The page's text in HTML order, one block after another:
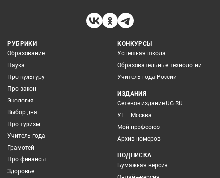
РУБРИКИ
Образование
Наука
Про культуру
Про закон
Экология
Выбор дня
Про туризм
Учитель года
Грамотей
Про финансы
Здоровье
КОНКУРСЫ
Успешная школа
Образовательные технологии
Учитель года России
ИЗДАНИЯ
Сетевое издание UG.RU
УГ – Москва
Мой профсоюз
Архив номеров
ПОДПИСКА
Бумажная версия